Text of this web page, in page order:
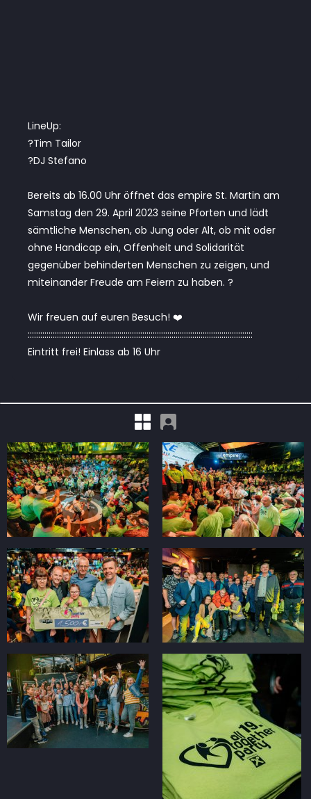
LineUp:
?Tim Tailor
?DJ Stefano
Bereits ab 16.00 Uhr öffnet das empire St. Martin am
Samstag den 29. April 2023 seine Pforten und lädt
sämtliche Menschen, ob Jung oder Alt, ob mit oder
ohne Handicap ein, Offenheit und Solidarität
gegenüber behinderten Menschen zu zeigen, und
miteinander Freude am Feiern zu haben. ?
Wir freuen auf euren Besuch! ❤️
::::::::::::::::::::::::::::::::::::::::::::::::::::::::::::::::::::::::::::::::::::::::::::::::::::::::::::
Eintritt frei! Einlass ab 16 Uhr